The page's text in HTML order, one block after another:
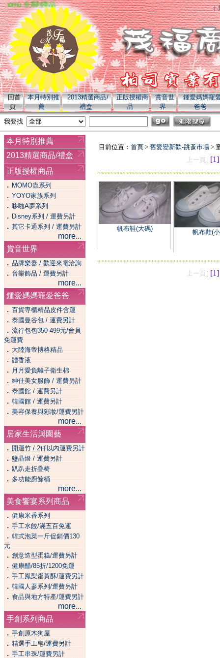
全系列商品 |
回首
頁
本月特別推
薦
2013精選商品/
禮盒
正版授權商
品
賞音世
界
鍾愛媽媽寵
爸爸
我要找
本月特別推薦
2013精選商品/禮盒
正版授權商品
． MOMO蟲系列
． YOYO家族系列
． 哆啦A夢系列
．Disney系列 / 運費另計
．其它卡通系列 / 運費另計
more...
賞音世界
． 品牌樂器 / 歡迎來電洽詢
． 音樂飾品 / 運費另計
more...
鍾愛媽媽寵愛爸爸
． 百貨専櫃精品皮件含運
． 泰國曼谷包 / 運費另計
． 流行包包350-499元/會員
免運費
．大陸海帝博格精品
．體香液
．月月愛負離子衛生棉
．紳仕美女服飾 / 運費另計
．泰國館 / 運費另計
． 韓國館 / 運費另計
． 美容保養與彩妝/運費另計
more...
居家生活與園藝
． 開運竹 / 2仟以內運費另計
． 鹽晶燈 / 運費另計
． 趴趴走折疊椅
．多功能廚餘桶
more...
美食饗宴系列商品
． 健康米香系列
． 手工水餃/滿五百免運
． 韓式泡菜一斤促銷價130
元
．創意造型蛋糕/運費另計
．健康醋/85折/1200免運
．手工鳯梨蛋黃酥/運費另計
．韓國人蔘系列/運費另計
．食品與地方特產/運費另計
more...
手創系列商品
． 手創原木狗屋
． 精選手工皂/運費另計
． 手工串珠/運費另計
目前位置： 首頁 > 舊愛變新歡-跳蚤市場 >
上一頁 |
帆布鞋(大碼) 帆布鞋(
上一頁 |